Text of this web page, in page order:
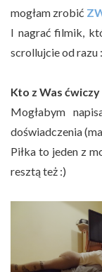
mogłam zrobić
I nagrać filmik,
scrollujcie od razu
Kto z Was
Mogłabym
doświadczenia
Piłka to jeden z
resztą też :)